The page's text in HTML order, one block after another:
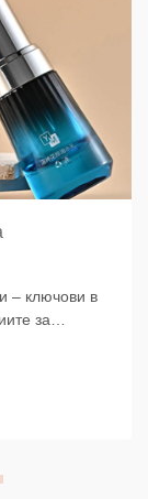
– ключови в
за